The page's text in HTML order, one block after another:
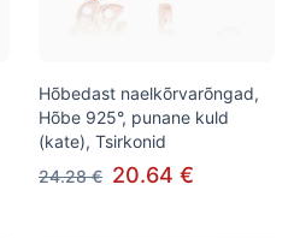
Hõbedast naelkõrvarõngad,
Hõbe 925°, punane kuld
(kate), Tsirkonid
24.28 € 20.64 €